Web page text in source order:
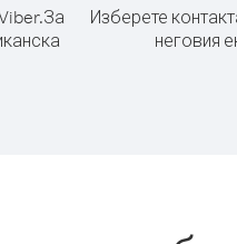
За
Изберете
неговия